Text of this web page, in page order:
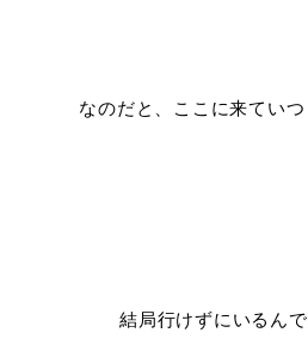
なのだと、ここに来ていつ
結局行けずにいるん